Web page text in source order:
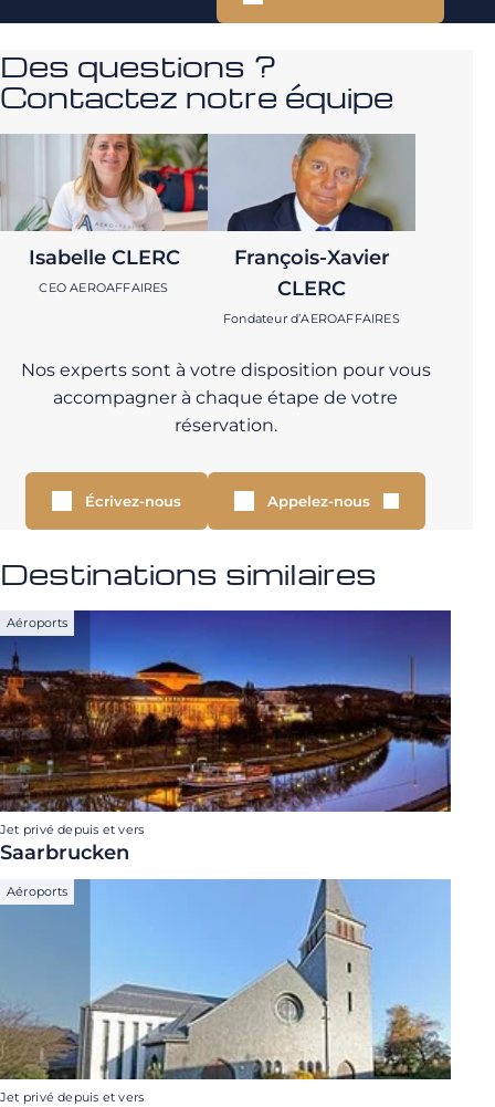
Des questions ?
Contactez notre équipe
Isabelle CLERC
CEO AEROAFFAIRES
François-Xavier
CLERC
Fondateur d’AEROAFFAIRES
Nos experts sont à votre disposition pour vous
accompagner à chaque étape de votre
réservation.
Écrivez-nous Appelez-nous
Destinations similaires
Aéroports
Jet privé depuis et vers
Saarbrucken
Aéroports
Jet privé depuis et vers